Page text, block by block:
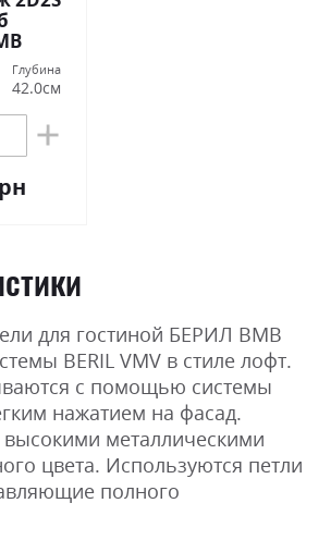
Глубина
42.0см
для гостиной БЕРИЛ ВМВ
BERIL VMV в стиле лофт.
с помощью системы
нажатием на фасад.
металлическими
цвета. Используются петли
полного